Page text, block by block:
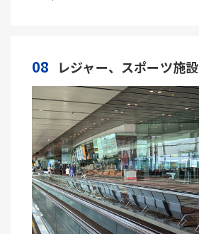
08 レジャー、スポーツ施設